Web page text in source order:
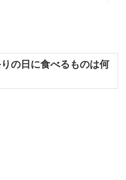
の日に食べるものは何